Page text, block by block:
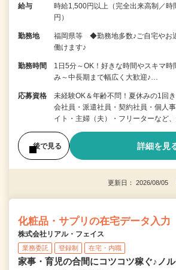
給与
時給1,500円以上（完全出来高制／
円）
勤務地
福岡県等 ◆勤務地多数♪ご自宅やお
働けます♪
勤務時間
1日5分～OK！好きな時間やスキマ
み～中長期まで幅広く大歓迎♪…
応募資格
未経験OK＆年齢不問！夏休みの1回
会社員・派遣社員・契約社員・個人
イト・主婦（夫）・フリーターなど
後で見る 詳細を見
更新日： 2026/08/05
化粧品・サプリの在宅データ入力
株式会社リアル・フェイス
業務委託 登録制 在宅・内職
家事・育児の合間にコツコツ稼ぐ♪ノ